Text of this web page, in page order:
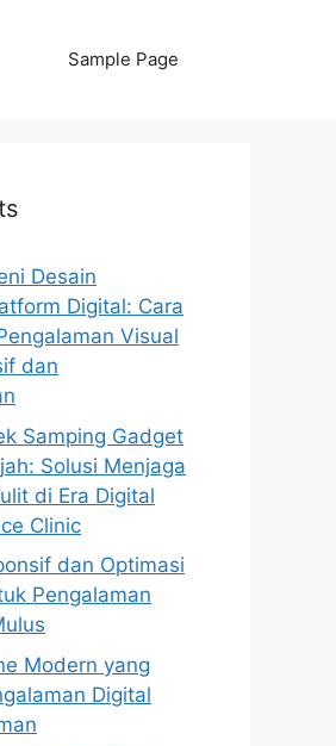
Sample Page
Desain
Digital: Cara
Visual
dan
Samping Gadget
Solusi Menjaga
di Era Digital
Clinic
dan Optimasi
Pengalaman
Modern yang
Digital